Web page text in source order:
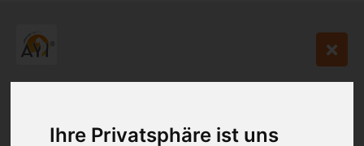
Ihre Privatsphäre ist uns